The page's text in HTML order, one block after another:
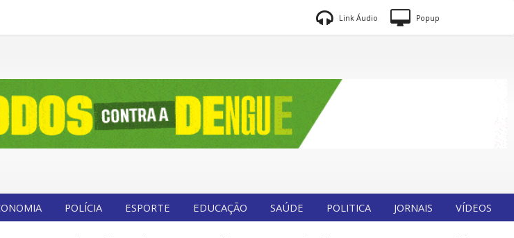
Link Áudio Popup